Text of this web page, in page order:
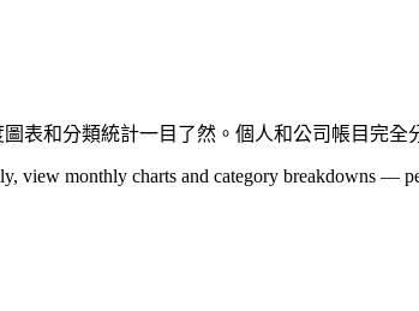
表和分類統計一目了然。個人和公司帳目完全
view monthly charts and category breakdowns —